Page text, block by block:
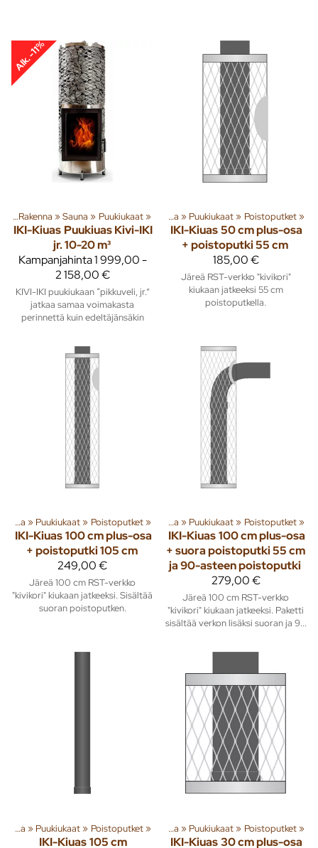
Alk. -11%
‪»Rakenna ‪»Sauna ‪» Puukiukaat‪»
IKI-Kiuas Puukiuas Kivi-IKI
jr. 10-20 m³
Kampanjahinta1 999,00 -
2 158,00 €
KIVI-IKI puukiukaan “pikkuveli, jr.”
jatkaa samaa voimakasta
perinnettä kuin edeltäjänsäkin
ja tuotteita ‪»Rakenna‪» Sauna ‪» Puukiukaat‪» Poistoputket‪»
IKI-Kiuas50 cm plus-osa
+ poistoputki 55 cm
185,00 €
Järeä RST-verkko "kivikori"
kiukaan jatkeeksi 55 cm
poistoputkella.
Sauna ‪» Puukiukaat‪» Poistoputket‪»
IKI-Kiuas 100 cm plus-osa
+ poistoputki 105 cm
249,00 €
Järeä 100 cm RST-verkko
"kivikori" kiukaan jatkeeksi. Sisältää
suoran poistoputken.
ja tuotteita‪»Rakenna‪» Sauna ‪» Puukiukaat‪» Poistoputket‪»
IKI-Kiuas 100 cm plus-osa
+ suora poistoputki 55 cm
ja 90-asteen poistoputki
279,00 €
Järeä 100 cm RST-verkko
"kivikori" kiukaan jatkeeksi. Paketti
sisältää verkon lisäksi suoran ja 9...
Sauna ‪» Puukiukaat‪» Poistoputket‪»
IKI-Kiuas105 cm
ja tuotteita‪»Rakenna‪» Sauna ‪» Puukiukaat‪» Poistoputket‪»
IKI-Kiuas30 cm plus-osa